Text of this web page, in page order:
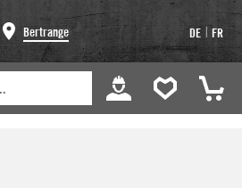
Bertrange DE | FR